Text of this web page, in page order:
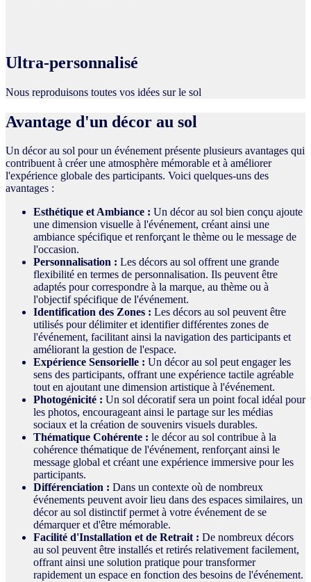
Ultra-personnalisé
Nous reproduisons toutes vos idées sur le sol
Avantage d'un décor au sol
Un décor au sol pour un événement présente plusieurs avantages qui
contribuent à créer une atmosphère mémorable et à améliorer
l'expérience globale des participants. Voici quelques-uns des
avantages :
Esthétique et Ambiance : Un décor au sol bien conçu ajoute
une dimension visuelle à l'événement, créant ainsi une
ambiance spécifique et renforçant le thème ou le message de
l'occasion.
Personnalisation : Les décors au sol offrent une grande
flexibilité en termes de personnalisation. Ils peuvent être
adaptés pour correspondre à la marque, au thème ou à
l'objectif spécifique de l'événement.
Identification des Zones : Les décors au sol peuvent être
utilisés pour délimiter et identifier différentes zones de
l'événement, facilitant ainsi la navigation des participants et
améliorant la gestion de l'espace.
Expérience Sensorielle : Un décor au sol peut engager les
sens des participants, offrant une expérience tactile agréable
tout en ajoutant une dimension artistique à l'événement.
Photogénicité : Un sol décoratif sera un point focal idéal pour
les photos, encourageant ainsi le partage sur les médias
sociaux et la création de souvenirs visuels durables.
Thématique Cohérente : le décor au sol contribue à la
cohérence thématique de l'événement, renforçant ainsi le
message global et créant une expérience immersive pour les
participants.
Différenciation : Dans un contexte où de nombreux
événements peuvent avoir lieu dans des espaces similaires, un
décor au sol distinctif permet à votre événement de se
démarquer et d'être mémorable.
Facilité d'Installation et de Retrait : De nombreux décors
au sol peuvent être installés et retirés relativement facilement,
offrant ainsi une solution pratique pour transformer
rapidement un espace en fonction des besoins de l'événement.